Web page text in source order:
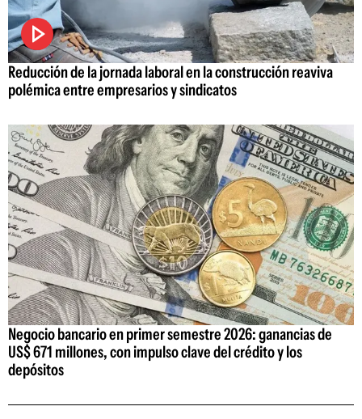
Reducción de la jornada laboral en la construcción reaviva
polémica entre empresarios y sindicatos
Negocio bancario en primer semestre 2026: ganancias de
US$ 671 millones, con impulso clave del crédito y los
depósitos